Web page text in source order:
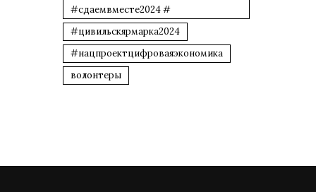
#сдаемвместе2024 #
#цивильскярмарка2024
#нацпроектцифроваяэкономика
волонтеры